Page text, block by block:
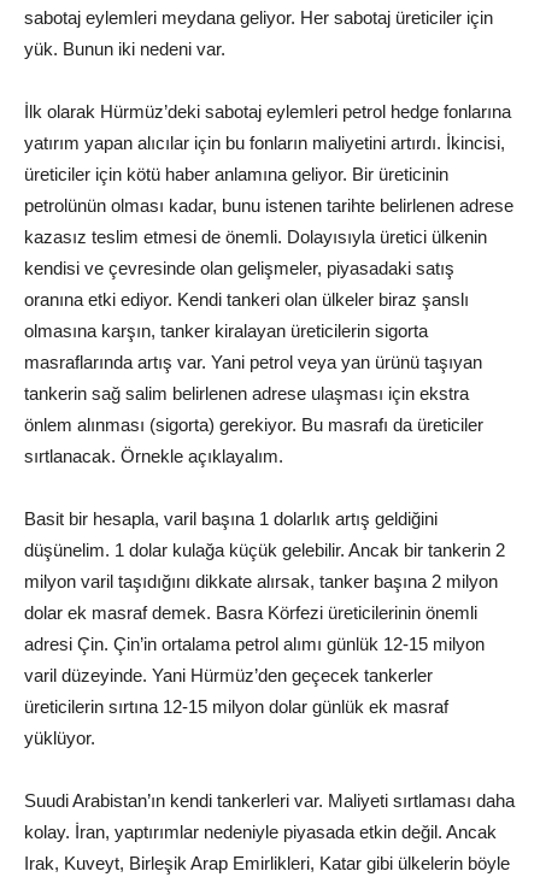
sabotaj eylemleri meydana geliyor. Her sabotaj üreticiler için
yük. Bunun iki nedeni var.
İlk olarak Hürmüz’deki sabotaj eylemleri petrol hedge fonlarına
yatırım yapan alıcılar için bu fonların maliyetini artırdı. İkincisi,
üreticiler için kötü haber anlamına geliyor. Bir üreticinin
petrolünün olması kadar, bunu istenen tarihte belirlenen adrese
kazasız teslim etmesi de önemli. Dolayısıyla üretici ülkenin
kendisi ve çevresinde olan gelişmeler, piyasadaki satış
oranına etki ediyor. Kendi tankeri olan ülkeler biraz şanslı
olmasına karşın, tanker kiralayan üreticilerin sigorta
masraflarında artış var. Yani petrol veya yan ürünü taşıyan
tankerin sağ salim belirlenen adrese ulaşması için ekstra
önlem alınması (sigorta) gerekiyor. Bu masrafı da üreticiler
sırtlanacak. Örnekle açıklayalım.
Basit bir hesapla, varil başına 1 dolarlık artış geldiğini
düşünelim. 1 dolar kulağa küçük gelebilir. Ancak bir tankerin 2
milyon varil taşıdığını dikkate alırsak, tanker başına 2 milyon
dolar ek masraf demek. Basra Körfezi üreticilerinin önemli
adresi Çin. Çin’in ortalama petrol alımı günlük 12-15 milyon
varil düzeyinde. Yani Hürmüz’den geçecek tankerler
üreticilerin sırtına 12-15 milyon dolar günlük ek masraf
yüklüyor.
Suudi Arabistan’ın kendi tankerleri var. Maliyeti sırtlaması daha
kolay. İran, yaptırımlar nedeniyle piyasada etkin değil. Ancak
Irak, Kuveyt, Birleşik Arap Emirlikleri, Katar gibi ülkelerin böyle